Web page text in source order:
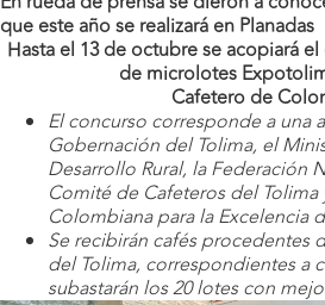
que este año se realizará en Planadas
Hasta el 13 de octubre se acopiará
de microlotes
Cafetero de
El concurso corresponde a una
Gobernación del Tolima, el
Desarrollo Rural, la Federación
Comité de Cafeteros del Tolima
Colombiana para la Excelencia
Se recibirán cafés procedentes
del Tolima, correspondientes a
subastarán los 20 lotes con